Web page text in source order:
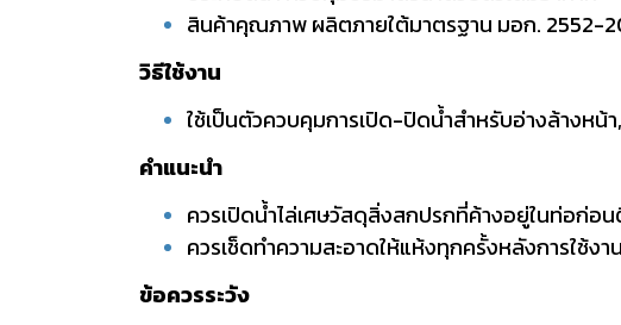
สินค้าคุณภาพ ผลิตภายใต้มาตรฐาน มอก. 2552-
วิธีใช้งาน
ใช้เป็นตัวควบคุมการเปิด-ปิดน้ำสำหรับอ่างล้างหน้
คำแนะนำ
ควรเปิดน้ำไล่เศษวัสดุสิ่งสกปรกที่ค้างอยู่ในท่อก่อ
ควรเช็ดทำความสะอาดให้แห้งทุกครั้งหลังการใช้งาน
ข้อควรระวัง